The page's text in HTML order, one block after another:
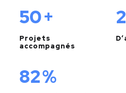
62+
Projets
accompagnés
100%